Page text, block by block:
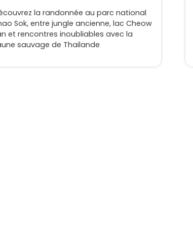
la randonnée au parc national
Sok, entre jungle ancienne, lac Cheow
et rencontres inoubliables avec la
sauvage de Thaïlande